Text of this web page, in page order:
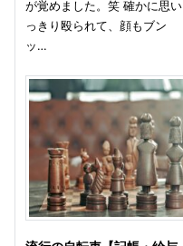
が覚めました。笑 確かに思い
っきり殴られて、顔もブン
ッ…